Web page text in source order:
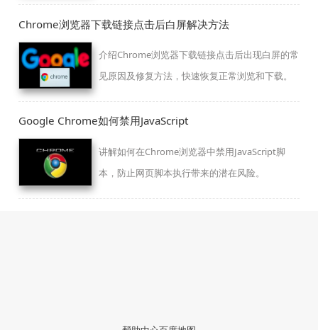
Chrome浏览器下载链接点击后白屏解决方法
介绍Chrome浏览器下载链接点击后出现白屏的常
见原因及修复方法，快速恢复正常浏览和下载。
Google Chrome如何禁用JavaScript
讲解如何在Chrome浏览器中禁用JavaScript脚
本，防止网页脚本执行带来的潜在风险。